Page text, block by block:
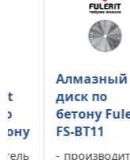
Алмазный
диск по
бетону Fulerit
FS-BT11
производитель